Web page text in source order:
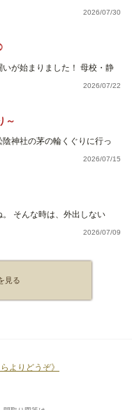
2026/07/30
が始まりました！ 母校・静
2026/07/22
～
神社の茅の輪くぐりに行っ
2026/07/15
そんな時は、外出しない
2026/07/09
見る
よりどうぞ》